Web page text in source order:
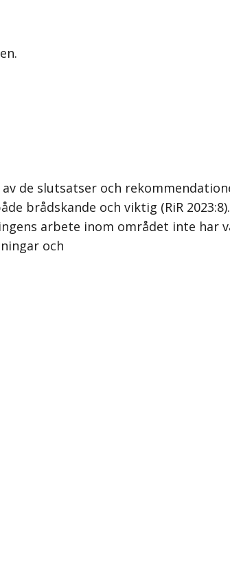
de slutsatser och
brådskande och viktig (RiR 2023:8).
arbete inom området inte
och